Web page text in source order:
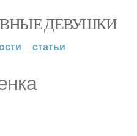
ДЕВУШКИ
статьи